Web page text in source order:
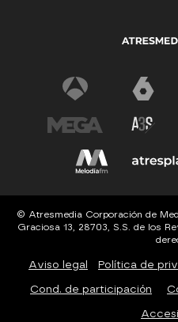
© Atresmedia Corporación de
Graciosa 13, 28703, S.S. de los
Aviso legal Política de
Cond. de participación